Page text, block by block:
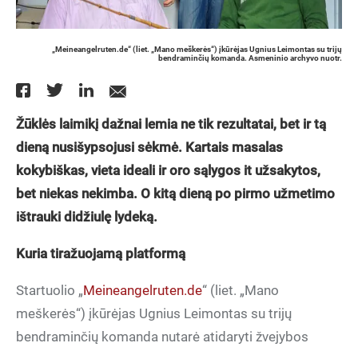
„Meineangelruten.de“ (liet. „Mano meškerės“) įkūrėjas Ugnius Leimontas su trijų
bendraminčių komanda. Asmeninio archyvo nuotr.
Žūklės laimikį dažnai lemia ne tik rezultatai, bet ir tą
dieną nusišypsojusi sėkmė. Kartais masalas
kokybiškas, vieta ideali ir oro sąlygos it užsakytos,
bet niekas nekimba. O kitą dieną po pirmo užmetimo
ištrauki didžiulę lydeką.
Kuria tiražuojamą platformą
Startuolio „Meineangelruten.de“ (liet. „Mano
meškerės“) įkūrėjas Ugnius Leimontas su trijų
bendraminčių komanda nutarė atidaryti žvejybos